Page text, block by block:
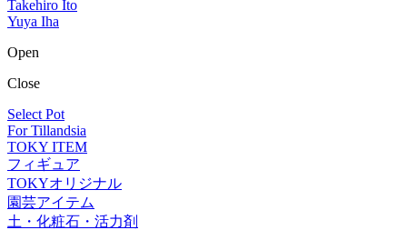
Takehiro Ito
Yuya Iha
Open
Close
Select Pot
For Tillandsia
TOKY ITEM
フィギュア
TOKYオリジナル
園芸アイテム
土・化粧石・活力剤